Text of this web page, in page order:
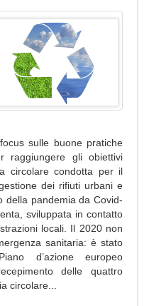
sulle buone pratiche
raggiungere gli obiettivi
circolare condotta per il
dei rifiuti urbani e
della pandemia da Covid-
sviluppata in contatto
locali. Il 2020 non
sanitaria: è stato
d’azione europeo
delle quattro
circolare...